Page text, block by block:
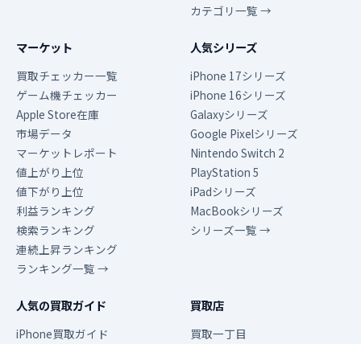
カテゴリ一覧 →
マーケット
買取チェッカー一覧
ゲーム機チェッカー
Apple Store在庫
市場データ
マーケットレポート
値上がり上位
値下がり上位
利益ランキング
検索ランキング
連続上昇ランキング
ランキング一覧 →
人気シリーズ
iPhone 17シリーズ
iPhone 16シリーズ
Galaxyシリーズ
Google Pixelシリーズ
Nintendo Switch 2
PlayStation 5
iPadシリーズ
MacBookシリーズ
シリーズ一覧 →
人気の買取ガイド
iPhone買取ガイド
買取店
買取一丁目